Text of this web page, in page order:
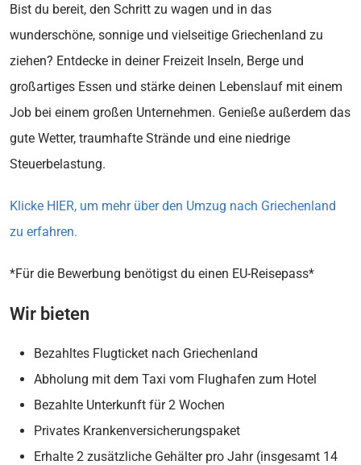
Bist du bereit, den Schritt zu wagen und in das
wunderschöne, sonnige und vielseitige Griechenland zu
ziehen? Entdecke in deiner Freizeit Inseln, Berge und
großartiges Essen und stärke deinen Lebenslauf mit einem
Job bei einem großen Unternehmen. Genieße außerdem das
gute Wetter, traumhafte Strände und eine niedrige
Steuerbelastung.
Klicke HIER, um mehr über den Umzug nach Griechenland
zu erfahren.
*Für die Bewerbung benötigst du einen EU-Reisepass*
Wir bieten
Bezahltes Flugticket nach Griechenland
Abholung mit dem Taxi vom Flughafen zum Hotel
Bezahlte Unterkunft für 2 Wochen
Privates Krankenversicherungspaket
Erhalte 2 zusätzliche Gehälter pro Jahr (insgesamt 14